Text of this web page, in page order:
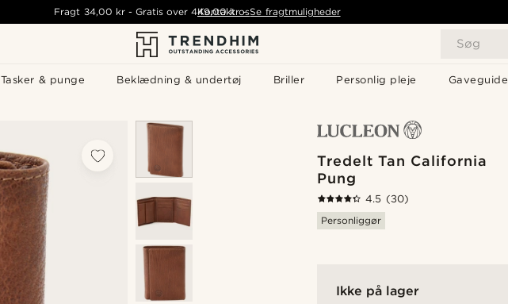
Søg
Tasker & punge Beklædning & undertøj Briller Personlig pleje Gaveguide
Fragt 34,00 kr- Gratis over 449,00 kr - Se fragtmuligheder
Kontakt os
Tredelt Tan California
Pung
4.5 (30)
Personliggør
Ikke på lager